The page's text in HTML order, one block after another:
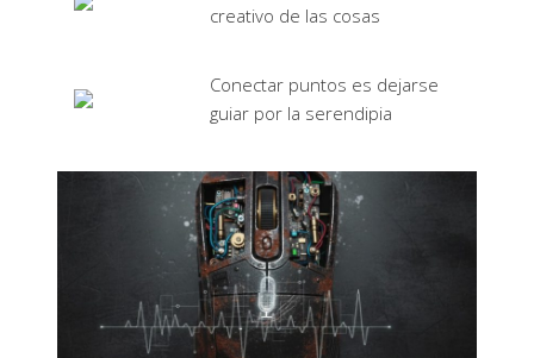
creativo de las cosas
Conectar puntos es dejarse
guiar por la serendipia